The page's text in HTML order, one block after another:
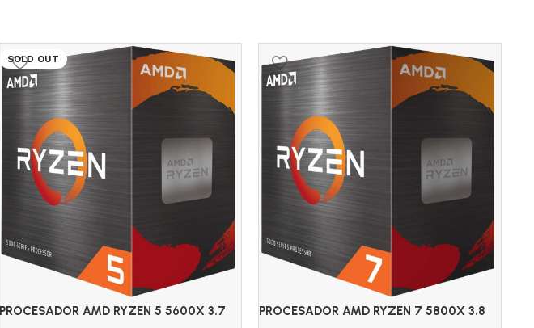
SOLD OUT
PROCESADOR AMD RYZEN 5 5600X 3.7
PROCESADOR AMD RYZEN 7 5800X 3.8